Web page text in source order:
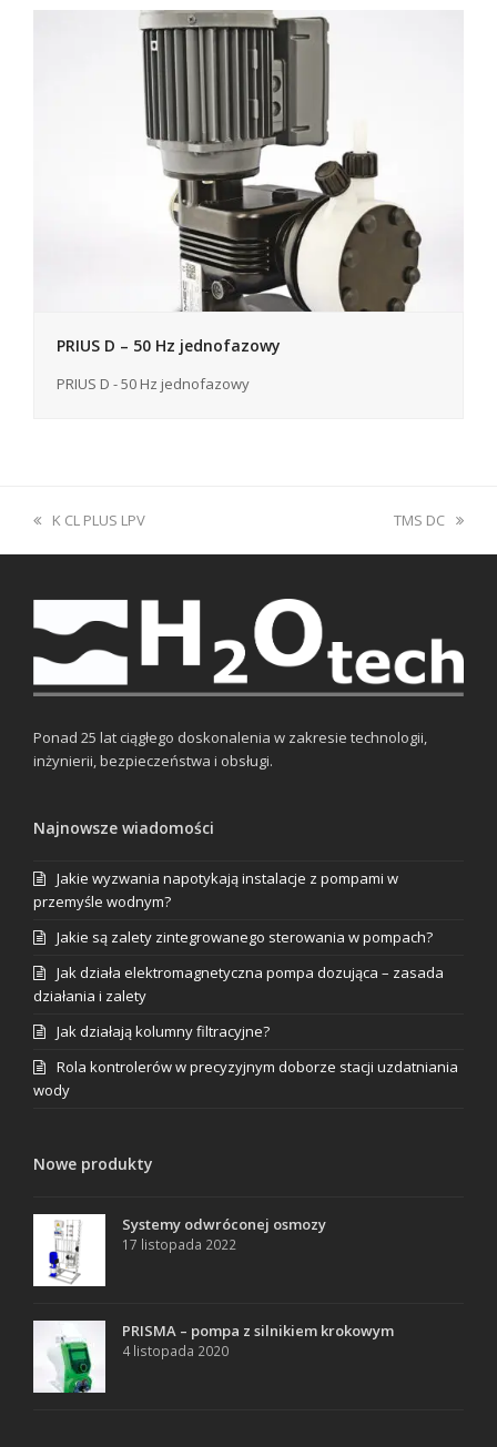
PRIUS D – 50 Hz jednofazowy
PRIUS D - 50 Hz jednofazowy
previous
K CL PLUS LPV
next
TMS DC
Ponad 25 lat ciągłego doskonalenia w zakresie technologii,
inżynierii, bezpieczeństwa i obsługi.
Najnowsze wiadomości
Jakie wyzwania napotykają instalacje z pompami w
przemyśle wodnym?
Jakie są zalety zintegrowanego sterowania w pompach?
Jak działa elektromagnetyczna pompa dozująca – zasada
działania i zalety
Jak działają kolumny filtracyjne?
Rola kontrolerów w precyzyjnym doborze stacji uzdatniania
wody
Nowe produkty
Systemy odwróconej osmozy
17 listopada 2022
PRISMA – pompa z silnikiem krokowym
4 listopada 2020